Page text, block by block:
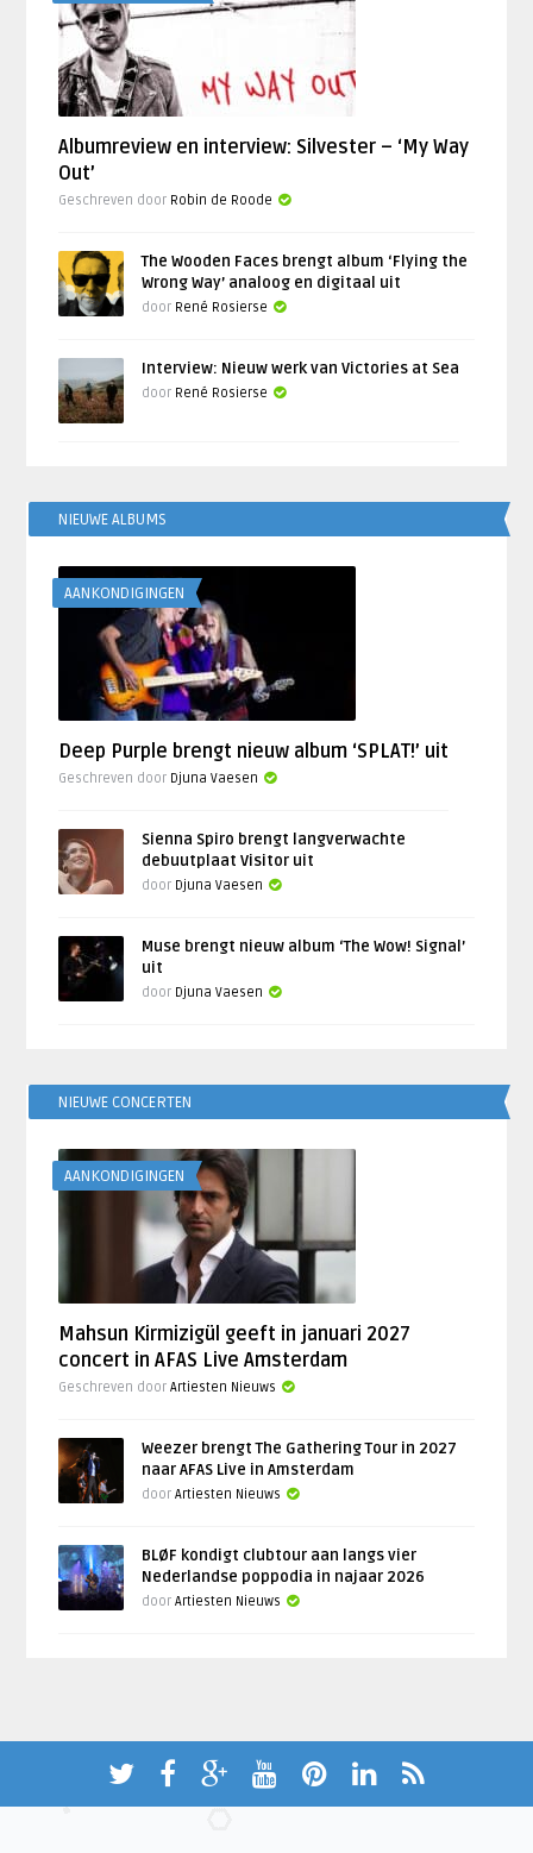
Albumreview en interview: Silvester – ‘My Way
Out’
Geschreven door Robin de Roode
The Wooden Faces brengt album ‘Flying the
Wrong Way’ analoog en digitaal uit
door René Rosierse
Interview: Nieuw werk van Victories at Sea
door René Rosierse
NIEUWE ALBUMS
AANKONDIGINGEN
Deep Purple brengt nieuw album ‘SPLAT!’ uit
Geschreven door Djuna Vaesen
Sienna Spiro brengt langverwachte
debuutplaat Visitor uit
door Djuna Vaesen
Muse brengt nieuw album ‘The Wow! Signal’
uit
door Djuna Vaesen
NIEUWE CONCERTEN
AANKONDIGINGEN
Mahsun Kirmizigül geeft in januari 2027
concert in AFAS Live Amsterdam
Geschreven doorArtiesten Nieuws
Weezer brengt The Gathering Tour in 2027
naar AFAS Live in Amsterdam
doorArtiesten Nieuws
BLØF kondigt clubtour aan langs vier
Nederlandse poppodia in najaar 2026
doorArtiesten Nieuws